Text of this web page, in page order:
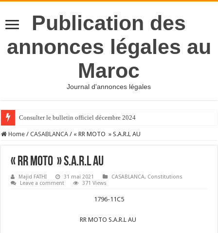
Publication des
annonces légales au
Maroc
Journal d'annonces légales
Consulter le bulletin officiel décembre 2024
Home / CASABLANCA / « RR MOTO » S.A.R.L AU
« RR MOTO » S.A.R.L AU
Majid FATHI 31 mai 2021 CASABLANCA, Constitutions
Leave a comment
371 Views
1796-11C5
RR MOTO S.A.R.L AU